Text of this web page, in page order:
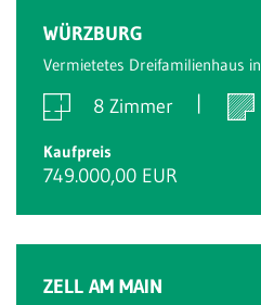
WÜRZBURG
Vermietetes Dreifamilienhaus
8 Zimmer
Kaufpreis
749.000,00 EUR
ZELL AM MAIN